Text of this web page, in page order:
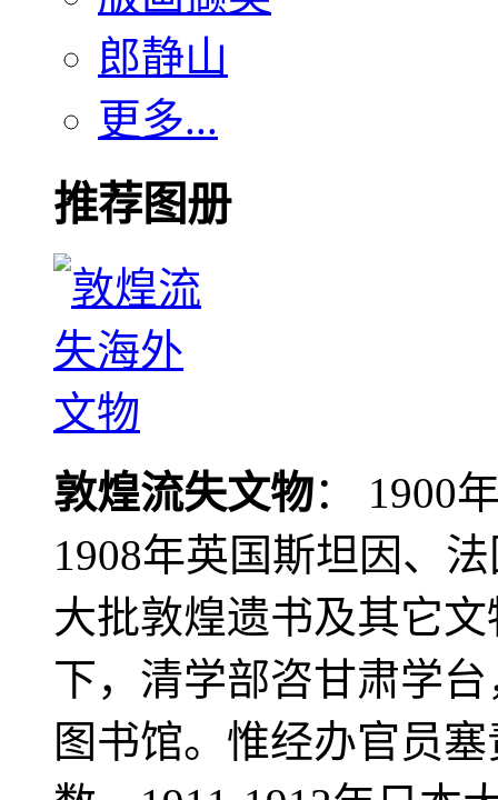
郎静山
更多...
推荐图册
敦煌流失文物： 1900
1908年英国斯坦因、
大批敦煌遗书及其它
下，清学部咨甘肃学
图书馆。惟经办官员